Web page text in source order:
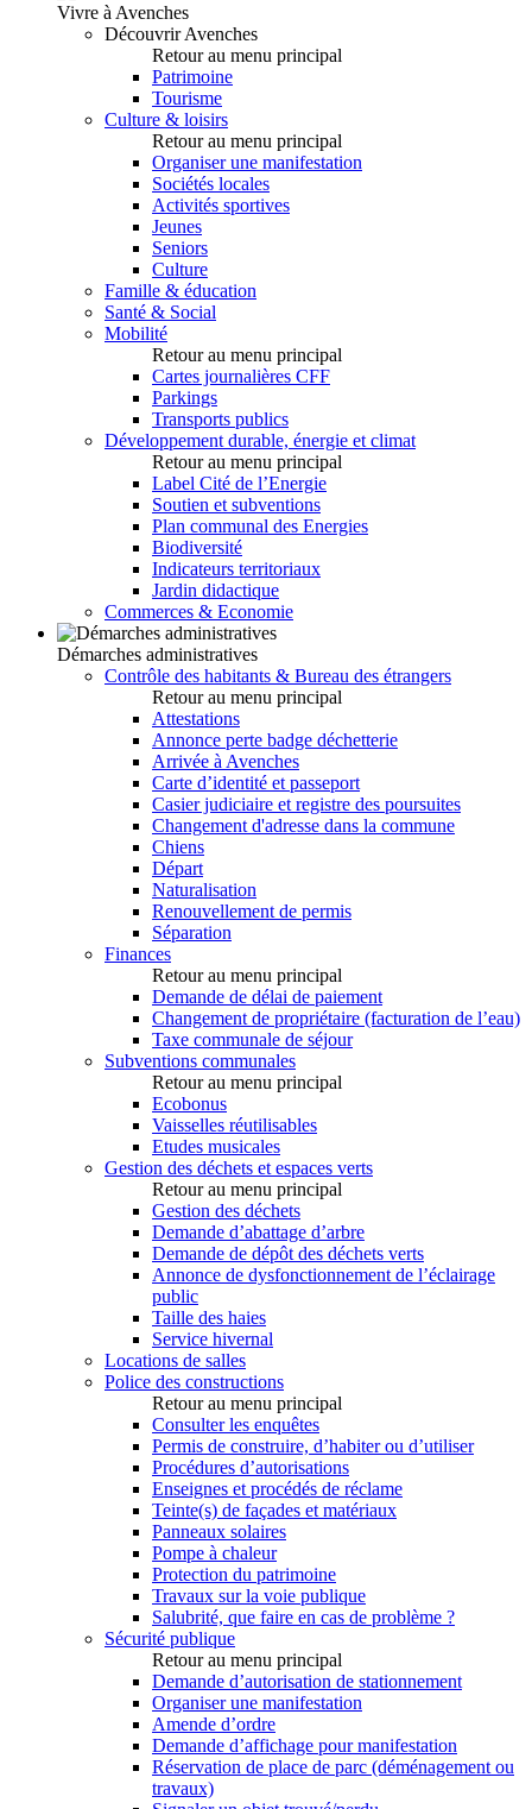
Vivre à Avenches
Découvrir Avenches
Retour au menu principal
Patrimoine
Tourisme
Culture & loisirs
Retour au menu principal
Organiser une manifestation
Sociétés locales
Activités sportives
Jeunes
Seniors
Culture
Famille & éducation
Santé & Social
Mobilité
Retour au menu principal
Cartes journalières CFF
Parkings
Transports publics
Développement durable, énergie et climat
Retour au menu principal
Label Cité de l’Energie
Soutien et subventions
Plan communal des Energies
Biodiversité
Indicateurs territoriaux
Jardin didactique
Commerces & Economie
Démarches administratives
Contrôle des habitants & Bureau des étrangers
Retour au menu principal
Attestations
Annonce perte badge déchetterie
Arrivée à Avenches
Carte d’identité et passeport
Casier judiciaire et registre des poursuites
Changement d'adresse dans la commune
Chiens
Départ
Naturalisation
Renouvellement de permis
Séparation
Finances
Retour au menu principal
Demande de délai de paiement
Changement de propriétaire (facturation de l’eau)
Taxe communale de séjour
Subventions communales
Retour au menu principal
Ecobonus
Vaisselles réutilisables
Etudes musicales
Gestion des déchets et espaces verts
Retour au menu principal
Gestion des déchets
Demande d’abattage d’arbre
Demande de dépôt des déchets verts
Annonce de dysfonctionnement de l’éclairage
public
Taille des haies
Service hivernal
Locations de salles
Police des constructions
Retour au menu principal
Consulter les enquêtes
Permis de construire, d’habiter ou d’utiliser
Procédures d’autorisations
Enseignes et procédés de réclame
Teinte(s) de façades et matériaux
Panneaux solaires
Pompe à chaleur
Protection du patrimoine
Travaux sur la voie publique
Salubrité, que faire en cas de problème ?
Sécurité publique
Retour au menu principal
Demande d’autorisation de stationnement
Organiser une manifestation
Amende d’ordre
Demande d’affichage pour manifestation
Réservation de place de parc (déménagement ou
travaux)